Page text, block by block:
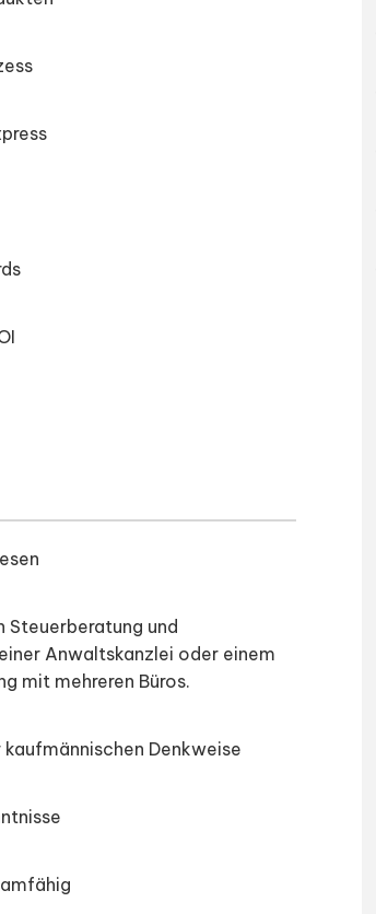
Steuerberatung und
Anwaltskanzlei oder einem
mit mehreren Büros.
Denkweise